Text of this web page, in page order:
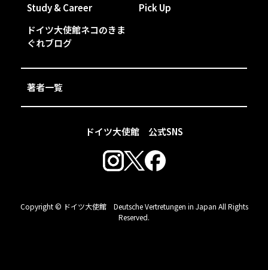
ドイツ大使館 公式SNS
Study & Career
Pick Up
ドイツ大使館ネコのきま
ぐれブログ
著者一覧
Copyright © ドイツ大使館 Deutsche Vertretungen in Japan All Rights
Reserved.